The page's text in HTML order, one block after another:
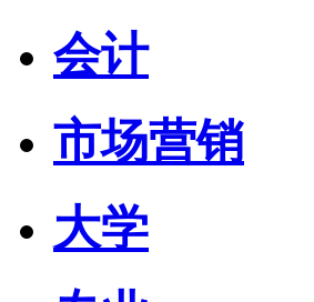
会计
市场营销
大学